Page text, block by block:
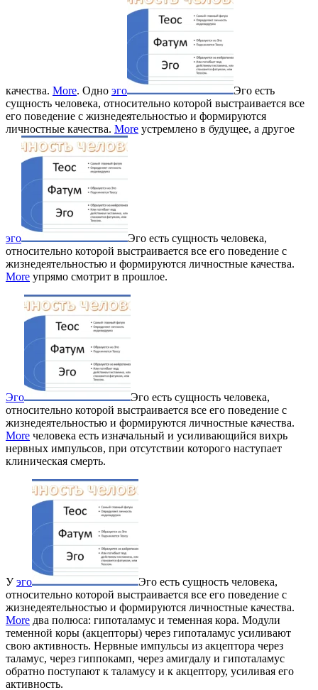
качества. More. Одно эго
Эго есть
сущность человека, относительно которой выстраивается все
его поведение с жизнедеятельностью и формируются
личностные качества. More устремлено в будущее, а другое
эго
Эго есть сущность человека,
относительно которой выстраивается все его поведение с
жизнедеятельностью и формируются личностные качества.
More упрямо смотрит в прошлое.
Эго
Эго есть сущность человека,
относительно которой выстраивается все его поведение с
жизнедеятельностью и формируются личностные качества.
More человека есть изначальный и усиливающийся вихрь
нервных импульсов, при отсутствии которого наступает
клиническая смерть.
Уэго
Эго есть сущность человека,
относительно которой выстраивается все его поведение с
жизнедеятельностью и формируются личностные качества.
More два полюса: гипоталамус и теменная кора. Модули
теменной коры (акцепторы) через гипоталамус усиливают
свою активность. Нервные импульсы из акцептора через
таламус, через гиппокамп, через амигдалу и гипоталамус
обратно поступают к таламусу и к акцептору, усиливая его
активность.